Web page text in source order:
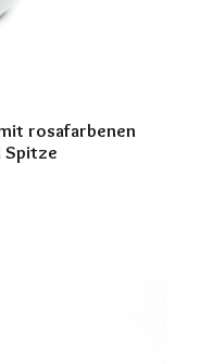
rosafarbenen
Spitze